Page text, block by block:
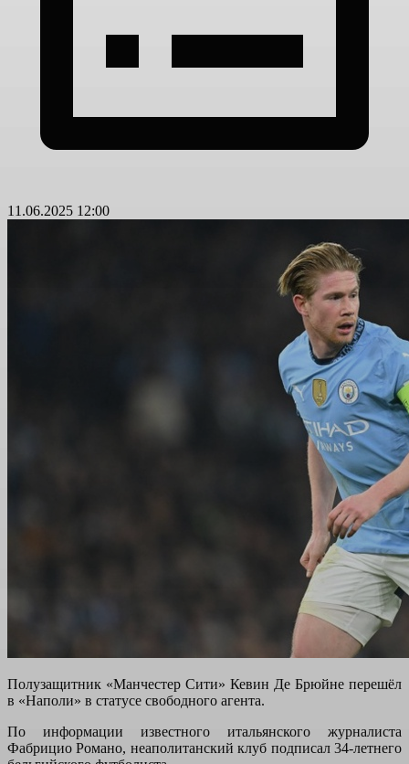
11.06.2025 12:00
Полузащитник «Манчестер Сити» Кевин Де Брюйне перешёл
в «Наполи» в статусе свободного агента.
По информации известного итальянского журналиста
Фабрицио Романо, неаполитанский клуб подписал 34-летнего